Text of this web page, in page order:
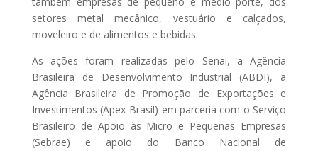
setores metal mecânico, vestuário e calçados,
moveleiro e de alimentos e bebidas.
As ações foram realizadas pelo Senai, a Agência
Brasileira de Desenvolvimento Industrial (ABDI), a
Agência Brasileira de Promoção de Exportações e
Investimentos (Apex-Brasil) em parceria com o Serviço
Brasileiro de Apoio às Micro e Pequenas Empresas
(Sebrae) e apoio do Banco Nacional de